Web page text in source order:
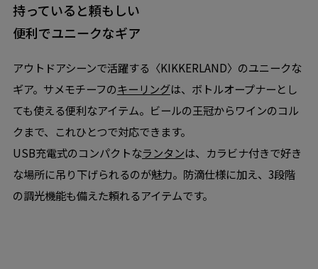
持っていると頼もしい
便利でユニークなギア
アウトドアシーンで活躍する〈KIKKERLAND〉のユニークな
ギア。サメモチーフのキーリングは、ボトルオープナーとし
ても使える便利なアイテム。ビールの王冠からワインのコル
クまで、これひとつで対応できます。
USB充電式のコンパクトなランタンは、カラビナ付きで好き
な場所に吊り下げられるのが魅力。防滴仕様に加え、3段階
の調光機能も備えた頼れるアイテムです。